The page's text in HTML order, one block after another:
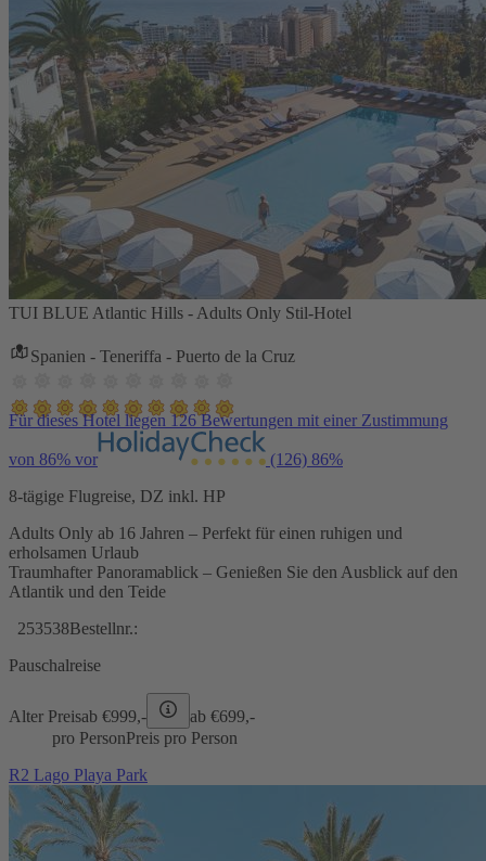
TUI BLUE Atlantic Hills - Adults Only Stil-Hotel
Spanien - Teneriffa - Puerto de la Cruz
Für dieses Hotel liegen 126 Bewertungen mit einer Zustimmung
von 86% vor (126) 86%
8-tägige Flugreise, DZ inkl. HP
Adults Only ab 16 Jahren – Perfekt für einen ruhigen und
erholsamen Urlaub
Traumhafter Panoramablick – Genießen Sie den Ausblick auf den
Atlantik und den Teide
253538Bestellnr.:
Pauschalreise
Alter Preisab €999,- ab €699,-
pro PersonPreis pro Person
R2 Lago Playa Park